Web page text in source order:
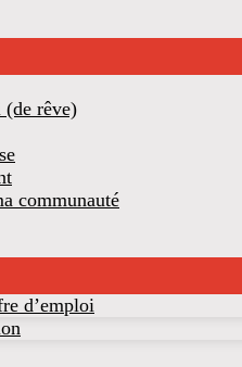
(de rêve)
communauté
d’emploi